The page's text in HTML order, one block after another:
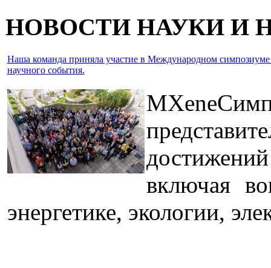
НОВОСТИ НАУКИ И
Наша команда приняла участие в Международном
научного события.
включая
энергетике, экологии,